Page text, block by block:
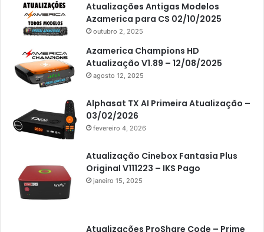
Americabox S205
Americabox S205 Plus
Americabox S305 Plus
Artcom
Athomics
Athomics Eon
Athomics i3
Athomics i3 Bold
Athomics Inspire Qi
Atualizações Antigas Modelos
Azamerica para CS 02/10/2025
outubro 2, 2025
Azamerica Champions HD
Atualização V1.89 – 12/08/2025
agosto 12, 2025
Alphasat TX AI Primeira Atualização –
03/02/2026
fevereiro 4, 2026
Atualização Cinebox Fantasia Plus
Original V111223 – IKS Pago
janeiro 15, 2025
Atualizações ProShare Code – Prime